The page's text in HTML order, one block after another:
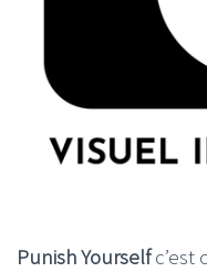
Punish Yourselfc’est